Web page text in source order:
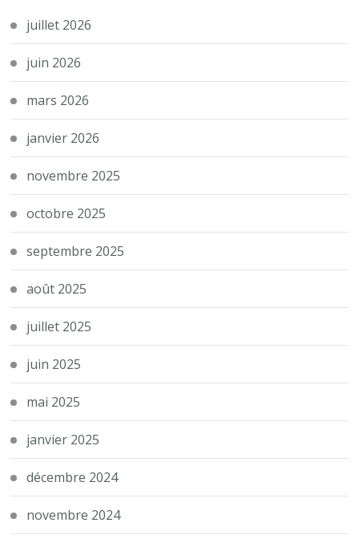
juillet 2026
juin 2026
mars 2026
janvier 2026
novembre 2025
octobre 2025
septembre 2025
août 2025
juillet 2025
juin 2025
mai 2025
janvier 2025
décembre 2024
novembre 2024